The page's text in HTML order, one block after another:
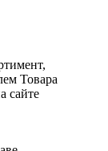
Товара
сайте